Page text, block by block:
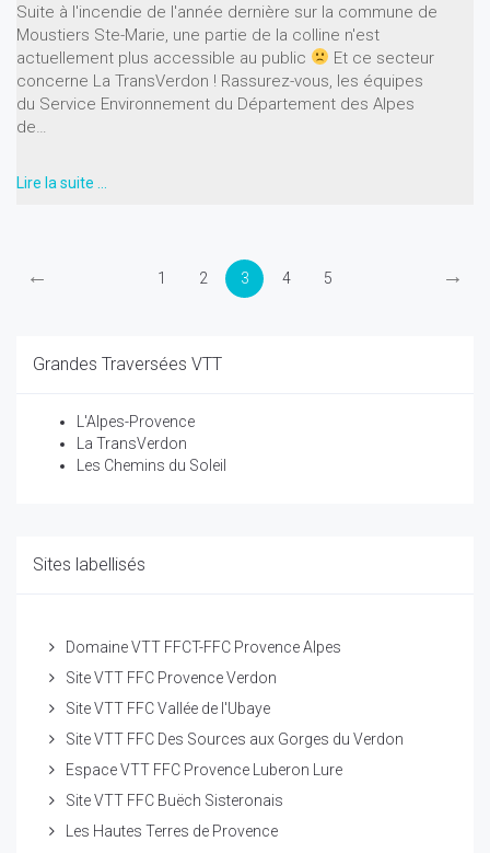
Suite à l'incendie de l'année dernière sur la commune de
Moustiers Ste-Marie, une partie de la colline n'est
actuellement plus accessible au public
Et ce secteur
concerne La TransVerdon ! Rassurez-vous, les équipes
du Service Environnement du Département des Alpes
de…
Lire la suite …
← 1 2 3 4 5 →
Grandes Traversées VTT
L'Alpes-Provence
La TransVerdon
Les Chemins du Soleil
Sites labellisés
Domaine VTT FFCT-FFC Provence Alpes
Site VTT FFC Provence Verdon
Site VTT FFC Vallée de l'Ubaye
Site VTT FFC Des Sources aux Gorges du Verdon
Espace VTT FFC Provence Luberon Lure
Site VTT FFC Buëch Sisteronais
Les Hautes Terres de Provence